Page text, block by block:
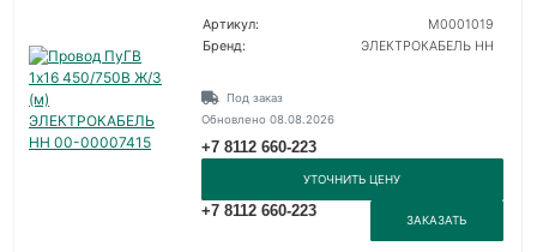
Артикул:
M0001019
Бренд:
ЭЛЕКТРОКАБЕЛЬ НН
Под заказ
Обновлено 08.08.2026
+7 8112 660-223
УТОЧНИТЬ ЦЕНУ
+7 8112 660-223
ЗАКАЗАТЬ